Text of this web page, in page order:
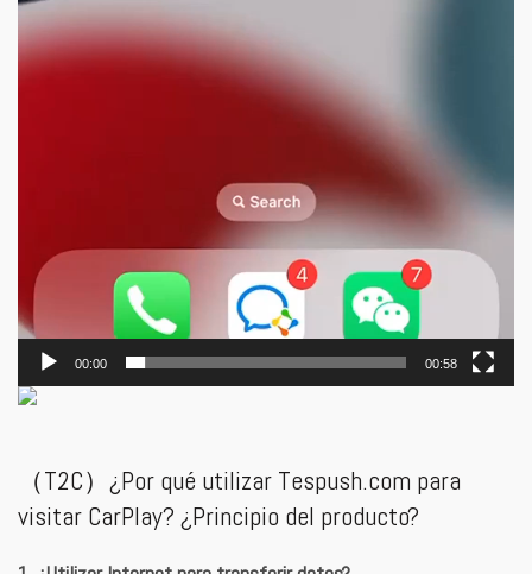
00:00 00:58
（T2C）¿Por qué utilizar Tespush.com para
visitar CarPlay? ¿Principio del producto?